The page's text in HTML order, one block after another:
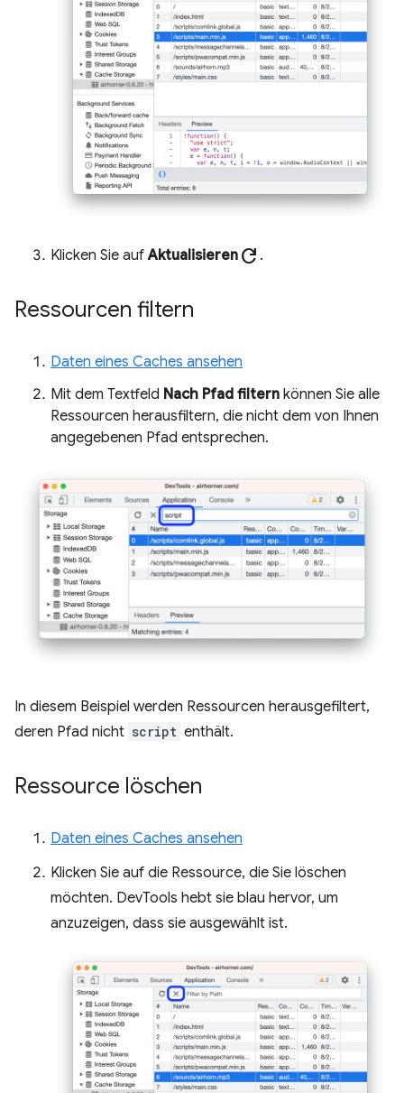
Klicken Sie aufAktualisieren refresh .
Ressourcen filtern
Daten eines Caches ansehen
Mit dem Textfeld Nach Pfad filtern können Sie alle
Ressourcen herausfiltern, die nicht dem von Ihnen
angegebenen Pfad entsprechen.
In diesem Beispiel werden Ressourcen herausgefiltert,
deren Pfad nicht script enthält.
Ressource löschen
Daten eines Caches ansehen
Klicken Sie auf die Ressource, die Sie löschen
möchten. DevTools hebt sie blau hervor, um
anzuzeigen, dass sie ausgewählt ist.